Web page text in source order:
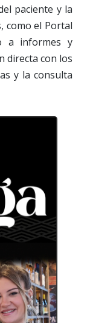
paciente y la
como el Portal
a informes y
directa con los
y la consulta